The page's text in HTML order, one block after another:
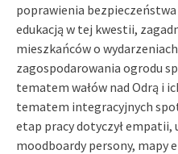
poprawienia
edukacją w tej kwestii,
mieszkańców o
zagospodarowania ogrodu
tematem wałów nad Odrą i
tematem integracyjnych
etap pracy dotyczył empatii,
moodboardy persony, mapy